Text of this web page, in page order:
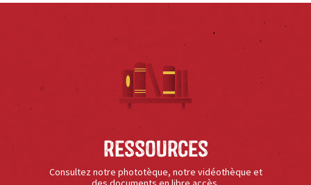
Ressources
Consultez notre phototèque, notre vidéothèque et